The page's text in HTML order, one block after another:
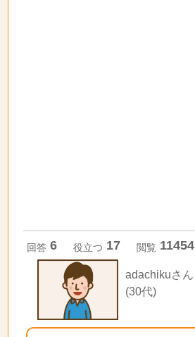
回答 6 役立つ 17 閲覧 11454
adachikuさん
(30代)